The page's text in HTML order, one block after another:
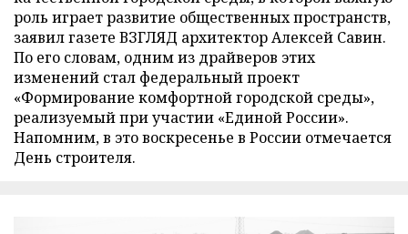
роль играет развитие общественных пространств,
заявил газете ВЗГЛЯД архитектор Алексей Савин.
По его словам, одним из драйверов этих
изменений стал федеральный проект
«Формирование комфортной городской среды»,
реализуемый при участии «Единой России».
Напомним, в это воскресенье в России отмечается
День строителя.